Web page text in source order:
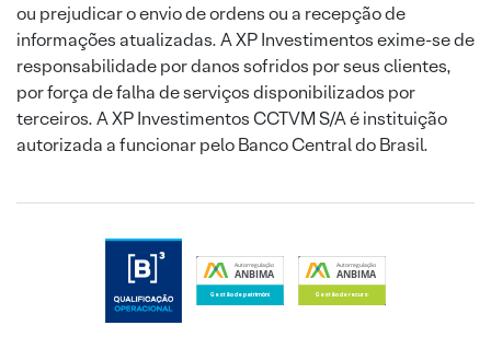
ou prejudicar o envio de ordens ou a recepção de
informações atualizadas. A XP Investimentos exime-se de
responsabilidade por danos sofridos por seus clientes,
por força de falha de serviços disponibilizados por
terceiros. A XP Investimentos CCTVM S/A é instituição
autorizada a funcionar pelo Banco Central do Brasil.